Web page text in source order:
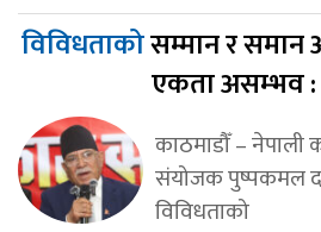
विविधताकोसम्मान र समान
एकता असम्भव :
काठमाडौँ – नेपाली
संयोजक पुष्पकमल
विविधताको